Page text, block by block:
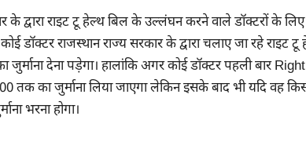
के द्वारा राइट टू हेल्थ बिल के उल्लंघन करने वाले डॉक्टरों के लिए
डॉक्टर राजस्थान राज्य सरकार के द्वारा चलाए जा रहे
जुर्माना देना पड़ेगा। हालांकि अगर कोई डॉक्टर पहली बार
तक का जुर्माना लिया जाएगा लेकिन इसके बाद भी यदि वह
भरना होगा।